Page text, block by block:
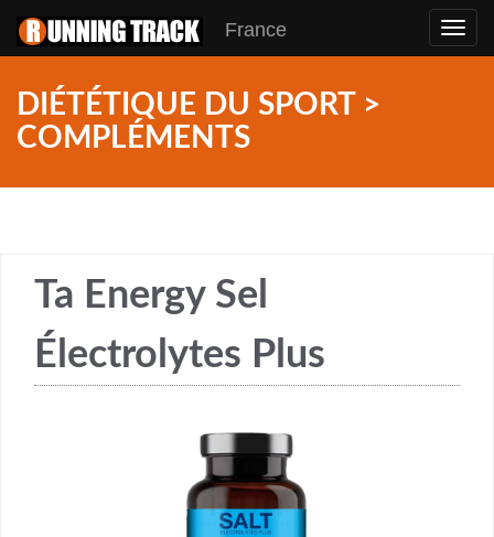
France
DIÉTÉTIQUE DU SPORT >
COMPLÉMENTS
Ta Energy Sel
Électrolytes Plus